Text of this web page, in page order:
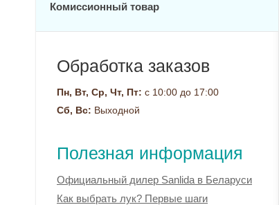
Комиссионный товар
Обработка заказов
Пн, Вт, Ср, Чт, Пт: с 10:00 до 17:00
Сб, Вс: Выходной
Полезная информация
Официальный дилер Sanlida в Беларуси
Как выбрать лук? Первые шаги